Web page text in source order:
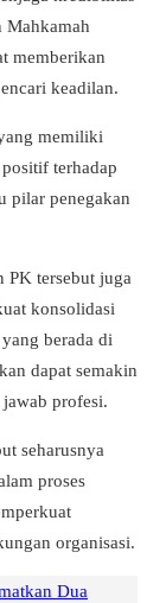
Mahkamah
memberikan
keadilan.
memiliki
terhadap
pilar penegakan
PK tersebut juga
konsolidasi
berada di
dapat semakin
profesi.
seharusnya
proses
organisasi.
Dua